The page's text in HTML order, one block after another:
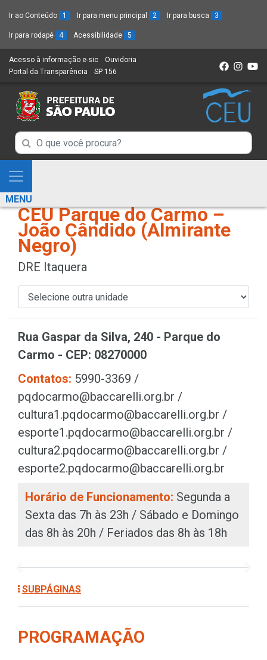
Ir ao Conteúdo 1 Ir para menu principal 2 Ir para busca 3
Ir para rodapé 4 Acessibilidade 5
Acesso à informação e-sic (Link
para
novo
sítio)
Ouvidoria
Portal da Transparência (Link
um
novo
SP 156
Campo
de
Busca
de
informações
Campo
de
de
informações
Mostra
e
Esconde
Menu
MENU
CEU Parque do Carmo –
João Cândido (Almirante
Negro)
DRE Itaquera
Rua Gaspar da Silva, 240 - Parque do
Carmo - CEP: 08270000
Contatos: 5990-3369 /
pqdocarmo@baccarelli.org.br /
cultura1.pqdocarmo@baccarelli.org.br /
esporte1.pqdocarmo@baccarelli.org.br /
cultura2.pqdocarmo@baccarelli.org.br /
esporte2.pqdocarmo@baccarelli.org.br
Horário de Funcionamento: Segunda a
Sexta das 7h às 23h / Sábado e Domingo
das 8h às 20h / Feriados das 8h às 18h
SUBPÁGINAS
PROGRAMAÇÃO